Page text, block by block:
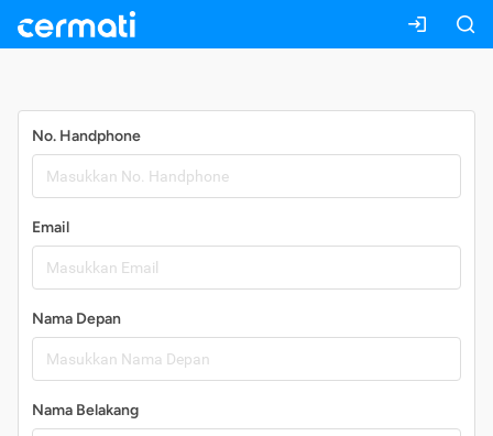
No. Handphone
Email
Nama Depan
Nama Belakang